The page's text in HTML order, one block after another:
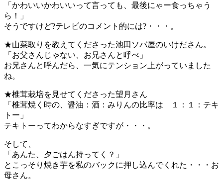
「かわいいかわいいって言っても、最後にゃー食っちゃう
ら！」
そうですけど?テレビのコメント的には?・・・。
★山菜取りを教えてくださった池田ソバ屋のいけださん。
「お父さんじゃない、お兄さんと呼べ」
お兄さんと呼んだら、一気にテンション上がっていました
ね。
★椎茸栽培を見せてくださった望月さん
「椎茸焼く時の、醤油：酒：みりんの比率は １：１：テキ
トー」
テキトーってわからなすぎですが・・・。
そして、
「あんた、夕ごはん持ってく？」
とこっそり焼き芋を私のバックに押し込んでくれた・・・お
母さん。